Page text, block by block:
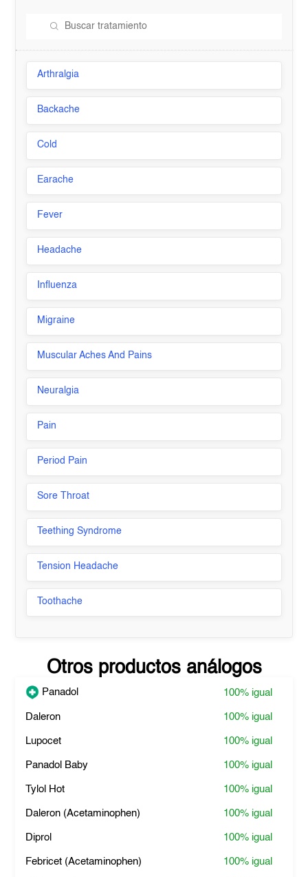
Arthralgia
Backache
Cold
Earache
Fever
Headache
Influenza
Migraine
Muscular Aches And Pains
Neuralgia
Pain
Period Pain
Sore Throat
Teething Syndrome
Tension Headache
Toothache
Otros productos análogos
Panadol 100% igual
Daleron 100% igual
Lupocet 100% igual
Panadol Baby 100% igual
Tylol Hot 100% igual
Daleron (Acetaminophen) 100% igual
Diprol 100% igual
Febricet (Acetaminophen) 100% igual